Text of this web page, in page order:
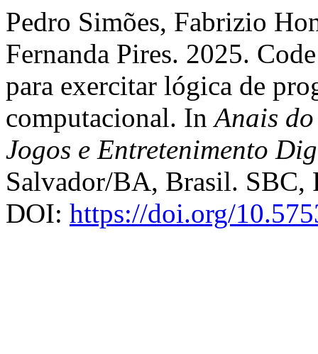
Pedro Simões, Fabrizio
Fernanda Pires. 2025.
para exercitar lógica de
computacional. InAnais
Jogos e Entretenimento
Salvador/BA, Brasil. SBC,
DOI: https://doi.org/